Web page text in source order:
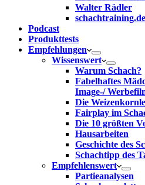
Walter Rädler
Podcast
Produkttests
Empfehlungen
Wissenswert
Warum Schach?
Fabelhaftes
Image-/
Die
Fairplay im
Die 10 größten
Hausarbeiten
Geschichte des
Schachtipp des
Empfehlenswert
Partieanalysen